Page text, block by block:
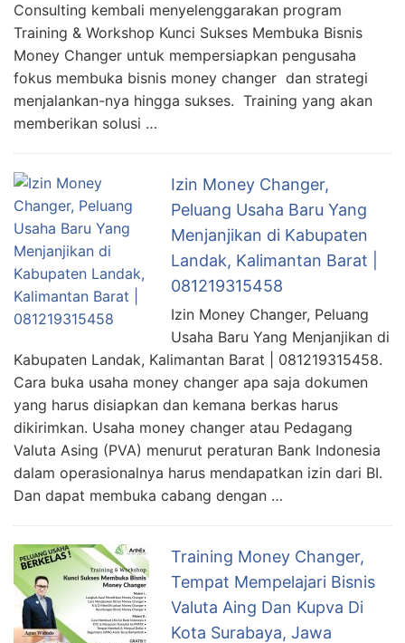
Consulting kembali menyelenggarakan program
Training & Workshop Kunci Sukses Membuka Bisnis
Money Changer untuk mempersiapkan pengusaha
fokus membuka bisnis money changer dan strategi
menjalankan-nya hingga sukses. Training yang akan
memberikan solusi …
Izin Money Changer,
Peluang Usaha Baru Yang
Menjanjikan di Kabupaten
Landak, Kalimantan Barat |
081219315458
Izin Money Changer, Peluang
Usaha Baru Yang Menjanjikan di
Kabupaten Landak, Kalimantan Barat | 081219315458.
Cara buka usaha money changer apa saja dokumen
yang harus disiapkan dan kemana berkas harus
dikirimkan. Usaha money changer atau Pedagang
Valuta Asing (PVA) menurut peraturan Bank Indonesia
dalam operasionalnya harus mendapatkan izin dari BI.
Dan dapat membuka cabang dengan …
Training Money Changer,
Tempat Mempelajari Bisnis
Valuta Aing Dan Kupva Di
Kota Surabaya, Jawa